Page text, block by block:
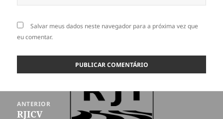
Salvar meus dados neste navegador para a próxima vez que
eu comentar.
ANTERIOR
Post
RJICV